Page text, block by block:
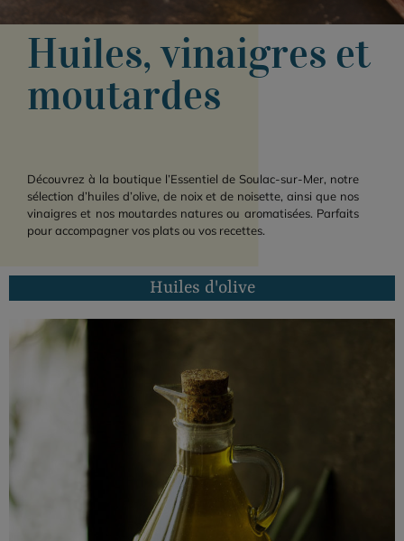
Huiles, vinaigres et
moutardes
Découvrez à la boutique l’Essentiel de Soulac-sur-Mer, notre
sélection d’huiles d’olive, de noix et de noisette, ainsi que nos
vinaigres et nos moutardes natures ou aromatisées. Parfaits
pour accompagner vos plats ou vos recettes.
Huiles d'olive